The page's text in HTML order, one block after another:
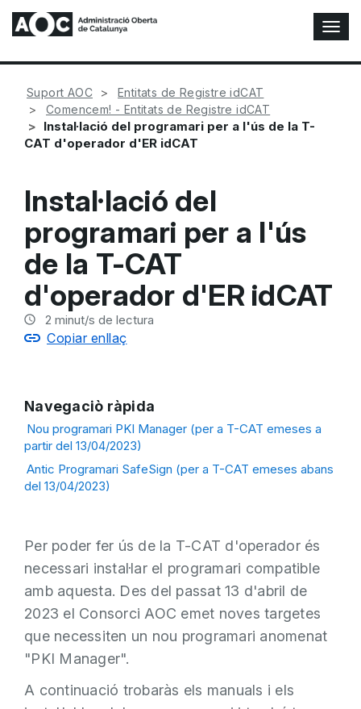
A
l
t
i
Suport AOC
Entitats de Registre idCAT
Comencem! - Entitats de Registre idCAT
Instal·lació del programari per a l'ús de la T-
CAT d'operador d'ER idCAT
Instal·lació del
programari per a l'ús
de la T-CAT
d'operador d'ER idCAT
2 minut/s de lectura
Copiar enllaç
Per poder fer ús de la T-CAT d'operador és
necessari instal·lar el programari compatible
amb aquesta. Des del passat 13 d'abril de
2023 el Consorci AOC emet noves targetes
que necessiten un nou programari anomenat
"PKI Manager".
A continuació trobaràs els manuals i els
Navegaciò ràpida
Nou programari PKI Manager (per a T-CAT emeses a
partir del 13/04/2023)
Antic Programari SafeSign (per a T-CAT emeses abans
del 13/04/2023)